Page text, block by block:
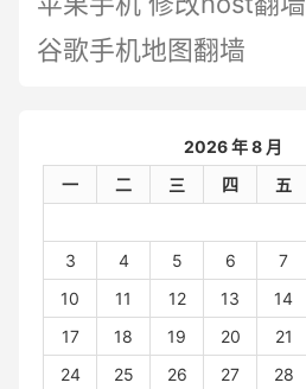
谷歌手机地图翻墙
2026 年 8 月
一
二 三 四 五
3
4 5 6 7
10
11 12 13 14
17
18 19 20 21
24
25 26 27 28